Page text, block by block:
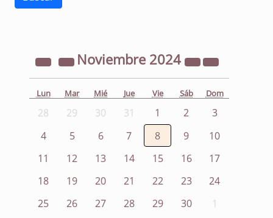
Noviembre 2024
Lun Mar Mié Jue Vie Sáb Dom
28 29 30 31 1 2
3
4
5 6 7 8 9
10
11
12 13 14 15 16
17
18
19 20 21 22 23
24
25
26 27 28 29 30 1